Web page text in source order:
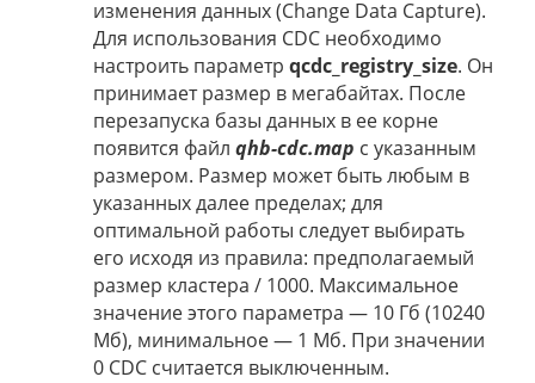
изменения данных (Change Data Capture).
Для использования CDC необходимо
настроить параметр qcdc_registry_size. Он
принимает размер в мегабайтах. После
перезапуска базы данных в ее корне
появится файл qhb-cdc.map с указанным
размером. Размер может быть любым в
указанных далее пределах; для
оптимальной работы следует выбирать
его исходя из правила: предполагаемый
размер кластера / 1000. Максимальное
значение этого параметра — 10 Гб (10240
Мб), минимальное — 1 Мб. При значении
0 CDC считается выключенным.